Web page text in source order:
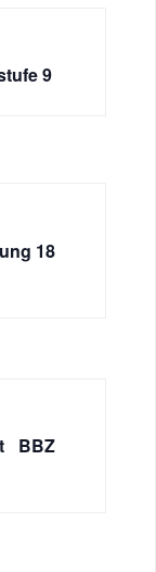
9
18
BBZ